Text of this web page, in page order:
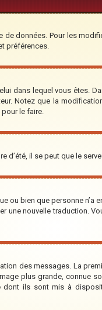
données. Pour les
préférences.
dans lequel vous êtes.
Notez que la
pour le faire.
il se peut que le
ou bien que personne
une nouvelle traduction.
des messages. La
plus grande, connue
dont ils sont mis à